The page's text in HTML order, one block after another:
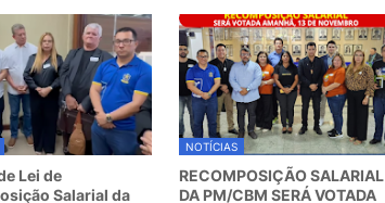
Lei de
Salarial da
NOTÍCIAS
RECOMPOSIÇÃO SALARIAL
DA PM/CBM SERÁ VOTADA